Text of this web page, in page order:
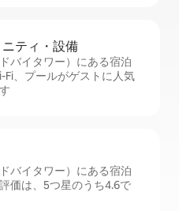
テ⁠ィ・設⁠備
バイタワー）にある宿泊
、プールがゲストに人気
バイタワー）にある宿泊
価は、5つ星のうち4.6で